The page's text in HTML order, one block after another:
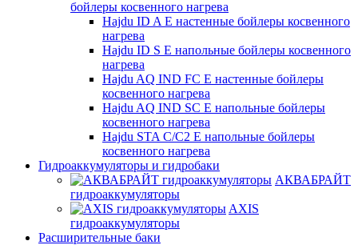
бойлеры косвенного нагрева
Hajdu ID A E настенные бойлеры косвенного
нагрева
Hajdu ID S E напольные бойлеры косвенного
нагрева
Hajdu AQ IND FC E настенные бойлеры
косвенного нагрева
Hajdu AQ IND SC E напольные бойлеры
косвенного нагрева
Hajdu STA C/C2 E напольные бойлеры
косвенного нагрева
Гидроаккумуляторы и гидробаки
АКВАБРАЙТ
гидроаккумуляторы
AXIS
гидроаккумуляторы
Расширительные баки